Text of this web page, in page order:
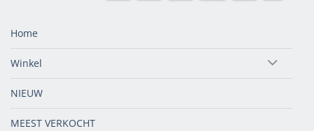
Home
Winkel
NIEUW
MEEST VERKOCHT